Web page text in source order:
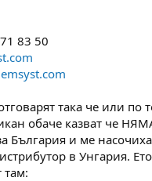
83 50
така че или по
обаче казват че
България и ме
в Унгария.
там: